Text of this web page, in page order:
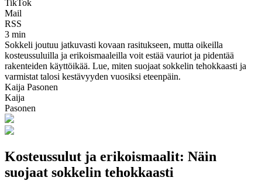
TikTok
Mail
RSS
3 min
Sokkeli joutuu jatkuvasti kovaan rasitukseen, mutta oikeilla
kosteussuluilla ja erikoismaaleilla voit estää vauriot ja pidentää
rakenteiden käyttöikää. Lue, miten suojaat sokkelin tehokkaasti ja
varmistat talosi kestävyyden vuosiksi eteenpäin.
Kaija Pasonen
Kaija
Pasonen
Kosteussulut ja erikoismaalit: Näin
suojaat sokkelin tehokkaasti